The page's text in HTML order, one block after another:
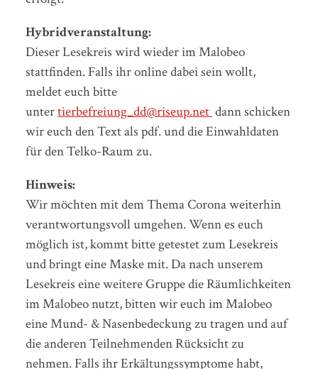
Hybridveranstaltung:
Dieser Lesekreis wird wieder im Malobeo
stattfinden. Falls ihr online dabei sein wollt,
meldet euch bitte
untertierbefreiung_dd@riseup.net dann schicken
wir euch den Text als pdf. und die Einwahldaten
für den Telko-Raum zu.
Hinweis:
Wir möchten mit dem Thema Corona weiterhin
verantwortungsvoll umgehen. Wenn es euch
möglich ist, kommt bitte getestet zum Lesekreis
und bringt eine Maske mit. Da nach unserem
Lesekreis eine weitere Gruppe die Räumlichkeiten
im Malobeo nutzt, bitten wir euch im Malobeo
eine Mund- & Nasenbedeckung zu tragen und auf
die anderen Teilnehmenden Rücksicht zu
nehmen. Falls ihr Erkältungssymptome habt,